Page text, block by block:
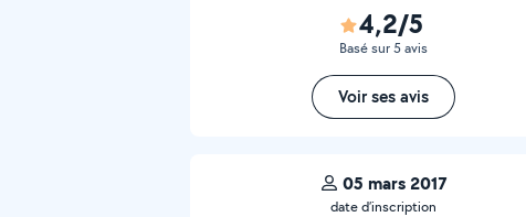
4,2/5
Basé sur 5 avis
Voir ses avis
05 mars 2017
date d’inscription